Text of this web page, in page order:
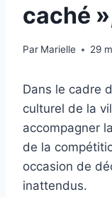
caché
Par Marielle 29
Dans le cadre
culturel de la
accompagner
de la
occasion de
inattendus.